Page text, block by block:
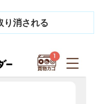
り消される